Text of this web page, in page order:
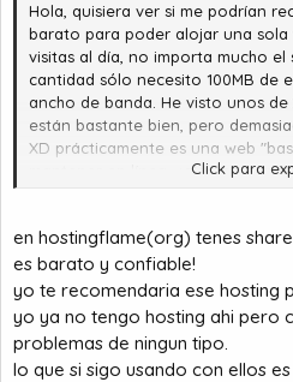
Hola, quisiera ver si me podrían
barato para poder alojar una sola
visitas al día, no importa mucho
cantidad sólo necesito 100MB de
ancho de banda. He visto unos
están bastante bien, pero
XD prácticamente es una web
mantener en línea, ¿alguien
Saludos!
Click para
en hostingflame(org) tenes
es barato y confiable!
yo te recomendaria ese hosting
yo ya no tengo hosting ahi pero
problemas de ningun tipo.
lo que si sigo usando con ellos